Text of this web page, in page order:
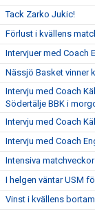
Tack Zarko Jukic!
Förlust i kvällens
Intervjuer med Coach
Nässjö Basket vinner
Intervju med Coach
Södertälje BBK i
Intervju med Coach
Intervju med Coach
Intensiva
I helgen väntar USM
Vinst i kvällens